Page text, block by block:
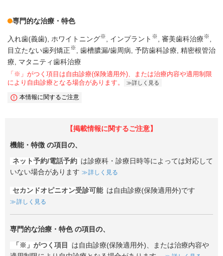
専門的な治療・特色
入れ歯(義歯) ホワイトニング※ インプラント ※ 審美歯科治療※
目立たない歯列矯正※ 歯槽膿漏/歯周病 予防歯科診療 精密根管治
療
マタニティ歯科治療
「※」がつく項目は自由診療(保険適用外)、または治療内容や適用制限
により自由診療となる場合があります。
詳しく見る
本情報に関するご注意
【掲載情報に関するご注意】
機能・特徴 の項目の、
ネット予約/電話予約 は診療科・診療日時等によっては対応して
いない場合があります
詳しく見る
セカンドオピニオン受診可能 は自由診療(保険適用外)です
詳しく見る
専門的な治療・特色の項目の、
「※」がつく項目
は自由診療(保険適用外)、または治療内容や